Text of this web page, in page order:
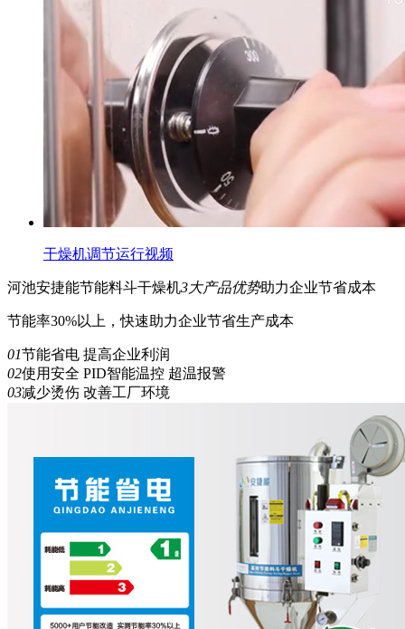
干燥机调节运行视频
河池安捷能节能料斗干燥机3大产品优势助力企业节省成本
节能率30%以上，快速助力企业节省生产成本
01节能省电 提高企业利润
02使用安全 PID智能温控 超温报警
03减少烫伤 改善工厂环境